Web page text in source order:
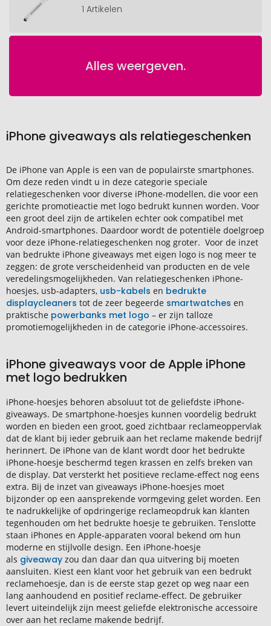
1 Artikelen
Alles weergeven.
iPhone giveaways als relatiegeschenken
De iPhone van Apple is een van de populairste smartphones.
Om deze reden vindt u in deze categorie speciale
relatiegeschenken voor diverse iPhone-modellen, die voor een
gerichte promotieactie met logo bedrukt kunnen worden. Voor
een groot deel zijn de artikelen echter ook compatibel met
Android-smartphones. Daardoor wordt de potentiële doelgroep
voor deze iPhone-relatiegeschenken nog groter. Voor de inzet
van bedrukte iPhone giveaways met eigen logo is nog meer te
zeggen: de grote verscheidenheid van producten en de vele
veredelingsmogelijkheden. Van relatiegeschenken iPhone-
hoesjes, usb-adapters, usb-kabels en bedrukte
displaycleaners tot de zeer begeerde smartwatches en
praktische powerbanks met logo – er zijn talloze
promotiemogelijkheden in de categorie iPhone-accessoires.
iPhone giveaways voor de Apple iPhone
met logo bedrukken
iPhone-hoesjes behoren absoluut tot de geliefdste iPhone-
giveaways. De smartphone-hoesjes kunnen voordelig bedrukt
worden en bieden een groot, goed zichtbaar reclameoppervlak
dat de klant bij ieder gebruik aan het reclame makende bedrijf
herinnert. De iPhone van de klant wordt door het bedrukte
iPhone-hoesje beschermd tegen krassen en zelfs breken van
de display. Dat versterkt het positieve reclame-effect nog eens
extra. Bij de inzet van giveaways iPhone-hoesjes moet
bijzonder op een aansprekende vormgeving gelet worden. Een
te nadrukkelijke of opdringerige reclameopdruk kan klanten
tegenhouden om het bedrukte hoesje te gebruiken. Tenslotte
staan iPhones en Apple-apparaten vooral bekend om hun
moderne en stijlvolle design. Een iPhone-hoesje
als giveaway zou dan daar dan qua uitvering bij moeten
aansluiten. Kiest een klant voor het gebruik van een bedrukt
reclamehoesje, dan is de eerste stap gezet op weg naar een
lang aanhoudend en positief reclame-effect. De gebruiker
levert uiteindelijk zijn meest geliefde elektronische accessoire
over aan het reclame makende bedrijf.